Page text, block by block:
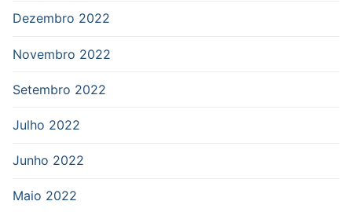
Dezembro 2022
Novembro 2022
Setembro 2022
Julho 2022
Junho 2022
Maio 2022